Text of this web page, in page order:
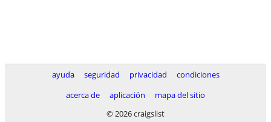
ayuda seguridad privacidad
condiciones
acerca de
aplicación
mapa del sitio
© 2026 craigslist